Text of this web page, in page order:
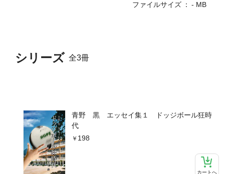
シリーズ 全3冊
青野 黒 エッセイ集１ ドッジボール狂時
代
198
カートへ
ファイルサイズ
- MB